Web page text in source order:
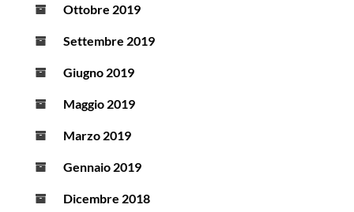
Ottobre 2019
Settembre 2019
Giugno 2019
Maggio 2019
Marzo 2019
Gennaio 2019
Dicembre 2018